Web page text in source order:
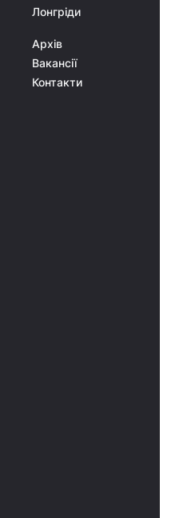
Лонгріди
Архів
Вакансії
Контакти